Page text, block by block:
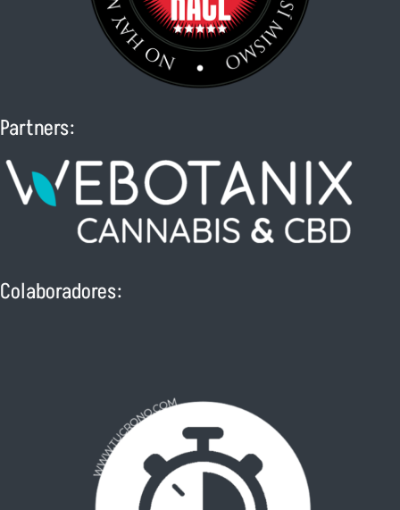
Partners:
Colaboradores: